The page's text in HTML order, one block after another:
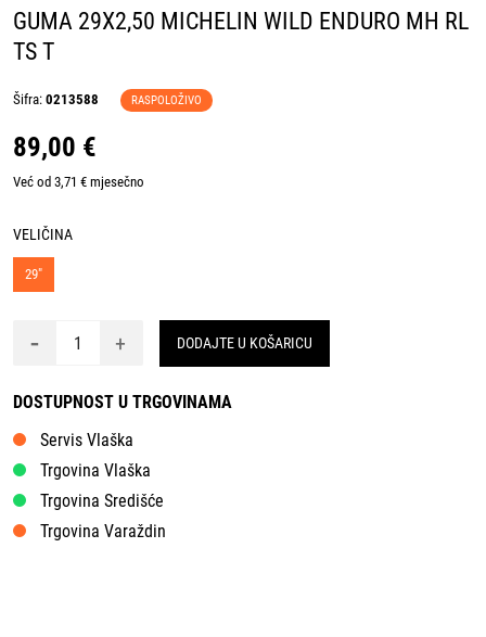
GUMA 29X2,50 MICHELIN WILD ENDURO MH RL
TS T
Šifra: 0213588 RASPOLOŽIVO
89,00 €
Već od 3,71 € mjesečno
VELIČINA
29"
- + DODAJTE U KOŠARICU
DOSTUPNOST U TRGOVINAMA
Servis Vlaška
Trgovina Vlaška
Trgovina Središće
Trgovina Varaždin